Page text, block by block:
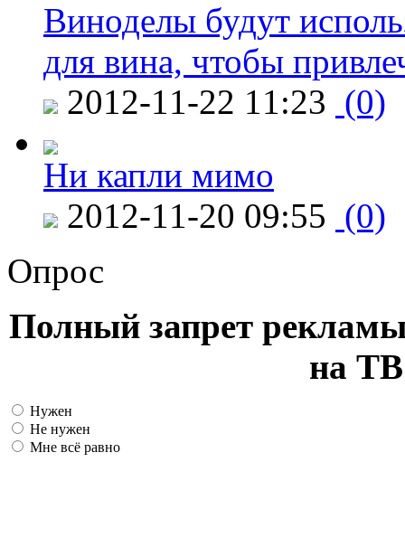
Виноделы будут
для вина, чтобы
2012-11-22 11:23 (0)
Ни капли мимо
2012-11-20 09:55 (0)
Опрос
Полный запрет
на ТВ
Нужен
Не нужен
Мне всё равно